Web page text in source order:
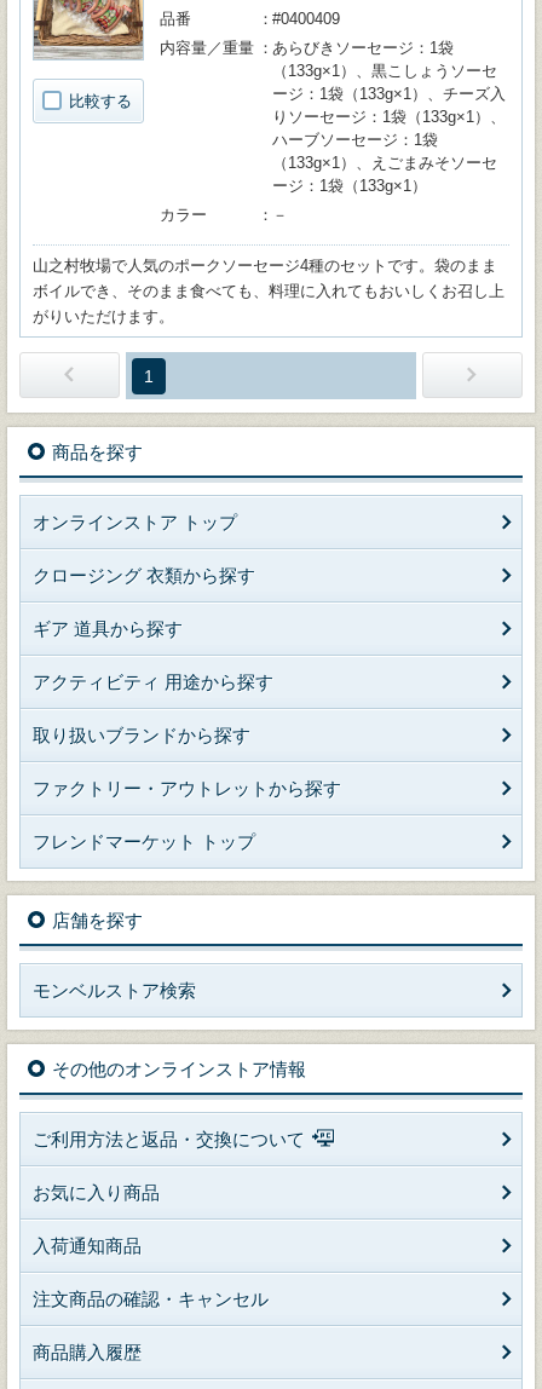
比較する
品番
#0400409
内容量／重量
あらびきソーセージ：1袋
（133g×1）、黒こしょうソーセ
ージ：1袋（133g×1）、チーズ入
りソーセージ：1袋（133g×1）、
ハーブソーセージ：1袋
（133g×1）、えごまみそソーセ
ージ：1袋（133g×1）
カラー
－
山之村牧場で人気のポークソーセージ4種のセットです。袋のまま
ボイルでき、そのまま食べても、料理に入れてもおいしくお召し上
がりいただけます。
1
商品を探す
オンラインストア トップ
クロージング 衣類から探す
ギア 道具から探す
アクティビティ 用途から探す
取り扱いブランドから探す
ファクトリー・アウトレットから探す
フレンドマーケット トップ
店舗を探す
モンベルストア検索
その他のオンラインストア情報
ご利用方法と返品・交換について
お気に入り商品
入荷通知商品
注文商品の確認・キャンセル
商品購入履歴